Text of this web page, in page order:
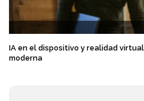
IA en el dispositivo y realidad
moderna